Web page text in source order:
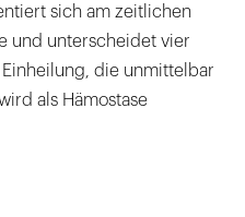
sich am zeitlichen
und unterscheidet vier
Einheilung, die unmittelbar
als Hämostase